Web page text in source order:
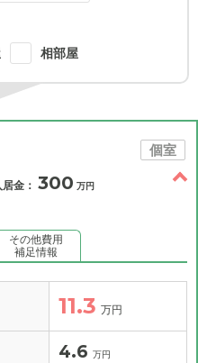
相部屋
個室
居金： 300 万円
その他費用
補足情報
11.3 万円
4.6 万円